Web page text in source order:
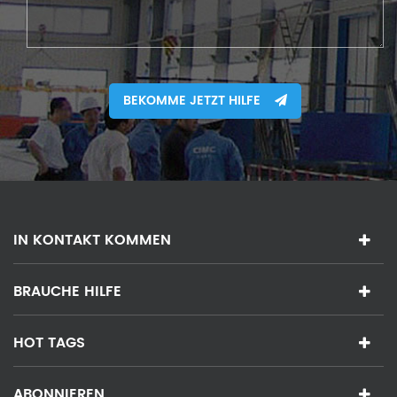
BEKOMME JETZT HILFE
IN KONTAKT KOMMEN
BRAUCHE HILFE
HOT TAGS